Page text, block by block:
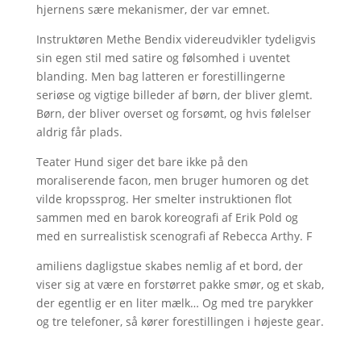
hjernens sære mekanismer, der var emnet.
Instruktøren Methe Bendix videreudvikler tydeligvis
sin egen stil med satire og følsomhed i uventet
blanding. Men bag latteren er forestillingerne
seriøse og vigtige billeder af børn, der bliver glemt.
Børn, der bliver overset og forsømt, og hvis følelser
aldrig får plads.
Teater Hund siger det bare ikke på den
moraliserende facon, men bruger humoren og det
vilde kropssprog. Her smelter instruktionen flot
sammen med en barok koreografi af Erik Pold og
med en surrealistisk scenografi af Rebecca Arthy. F
amiliens dagligstue skabes nemlig af et bord, der
viser sig at være en forstørret pakke smør, og et skab,
der egentlig er en liter mælk… Og med tre parykker
og tre telefoner, så kører forestillingen i højeste gear.